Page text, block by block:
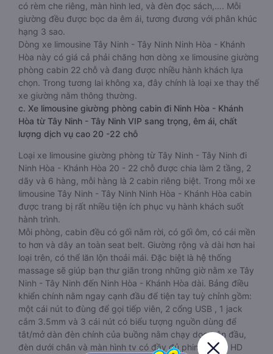
có rèm che riêng, màn hình led, và đèn đọc sách,…. Mỗi
giường đều được bọc da êm ái, tương đương với phân khúc
hạng 3 sao.
Dòng xe limousine Tây Ninh - Tây Ninh Ninh Hòa - Khánh
Hòa này có giá cả phải chăng hơn dòng xe limousine giường
phòng cabin 22 chỗ và đang được nhiều hành khách lựa
chọn. Trong tương lai không xa, đây chính là loại xe thay thế
xe giường nằm thông thường.
c. Xe limousine giường phòng cabin đi Ninh Hòa - Khánh
Hòa từ Tây Ninh - Tây Ninh VIP sang trọng, êm ái, chất
lượng dịch vụ cao 20 -22 chỗ
Loại xe limousine giường phòng từ Tây Ninh - Tây Ninh đi
Ninh Hòa - Khánh Hòa 20 - 22 chỗ được chia làm 2 tầng, 2
dãy và 6 hàng, mỗi hàng là 2 cabin riêng biệt. Trong mỗi xe
limousine Tây Ninh - Tây Ninh Ninh Hòa - Khánh Hòa cabin
được trang bị rất nhiều tiện ích phục vụ hành khách suốt
hành trình.
Mỗi phòng, cabin đều có gối nằm rời, có gối ôm, có cái mền
to hơn và dây an toàn seat belt. Giường rộng và dài hơn hai
loại trên, có thể lăn lộn thoải mái. Đặc biệt là hệ thống
massage sẽ giúp bạn thư giãn trong những giờ nằm xe Tây
Ninh - Tây Ninh đến Ninh Hòa - Khánh Hòa dài. Bảng điều
khiển chính nằm ngay cạnh đầu để tiện tay tuỳ chỉnh gồm:
một cái nút to đùng để gọi tiếp viên, 2 cổng USB , 1 jack
cắm 3.5mm và 3 cái nút có biểu tượng nguồn dùng để
tắt/mở dàn đèn chính của buồng nằm chạy dọc trên đầu,
đèn dưới chân và màn hình tv có đầy đủ phim chuẩn HD